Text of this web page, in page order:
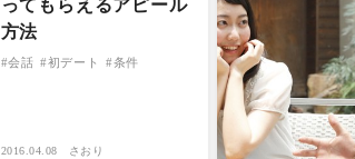
ってもらえるアピール
方法
会話 初デート 条件
2016.04.08 さおり